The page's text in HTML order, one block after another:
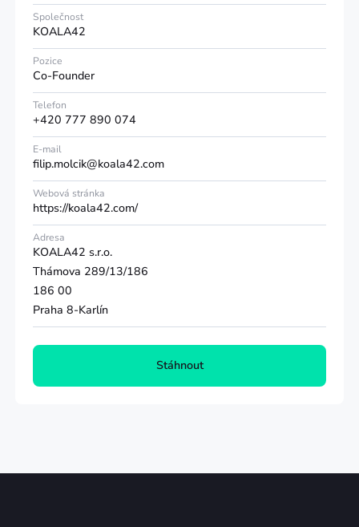
Společnost
KOALA42
Pozice
Co-Founder
Telefon
+420 777 890 074
E-mail
filip.molcik@koala42.com
Webová stránka
https://koala42.com/
Adresa
KOALA42 s.r.o.
Thámova 289/13/186
186 00
Praha 8-Karlín
Stáhnout